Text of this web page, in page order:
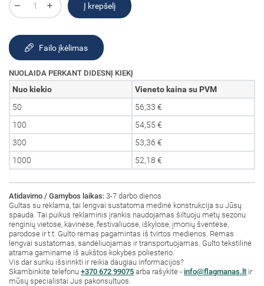
Į krepšelį
Failo įkėlimas
NUOLAIDA PERKANT DIDESNĮ KIEKĮ
Nuo kiekio
Vieneto kaina su PVM
50
56,33 €
100
54,55 €
300
53,36 €
1000
52,18 €
Atidavimo / Gamybos laikas: 3-7 darbo dienos
Gultas su reklama, tai lengvai sustatoma medinė konstrukcija su Jūsų
spauda. Tai puikus reklaminis įrankis naudojamas šiltuoju metų sezonu
renginių vietose, kavinėse, festivaliuose, iškylose, įmonių šventėse,
parodose ir t.t. Gulto rėmas pagamintas iš tvirtos medienos. Rėmas
lengvai sustatomas, sandėliuojamas ir transportuojamas. Gulto tekstilinė
atrama gaminame iš aukštos kokybės poliesterio.
Vis dar sunku išsirinkti ir reikia daugiau informacijos?
Skambinkite telefonu +370 672 99075 arba rašykite - info@flagmanas.lt ir
mūsų specialistai Jus pakonsultuos.